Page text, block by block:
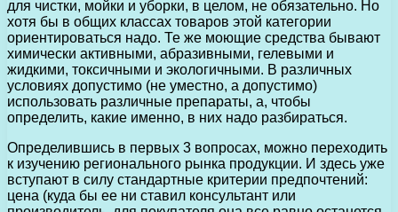
для чистки, мойки и уборки, в целом, не обязательно. Но
хотя бы в общих классах товаров этой категории
ориентироваться надо. Те же моющие средства бывают
химически активными, абразивными, гелевыми и
жидкими, токсичными и экологичными. В различных
условиях допустимо (не уместно, а допустимо)
использовать различные препараты, а, чтобы
определить, какие именно, в них надо разбираться.
Определившись в первых 3 вопросах, можно переходить
к изучению регионального рынка продукции. И здесь уже
вступают в силу стандартные критерии предпочтений:
цена (куда бы ее ни ставил консультант или